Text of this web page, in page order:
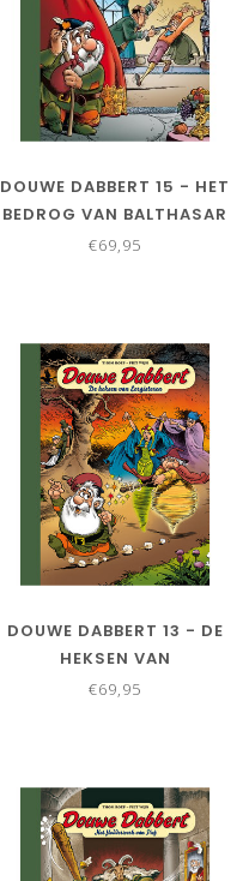
DOUWE DABBERT 15 - HET
BEDROG VAN BALTHASAR
- COLLECTORS EDITIE
€69,95
DOUWE DABBERT 13 - DE
HEKSEN VAN
EERGISTEREN -
€69,95